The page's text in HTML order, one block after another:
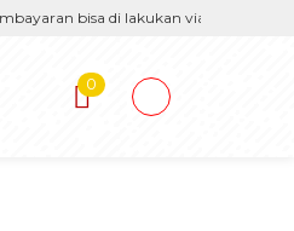
bisa di lakukan via transfer
0